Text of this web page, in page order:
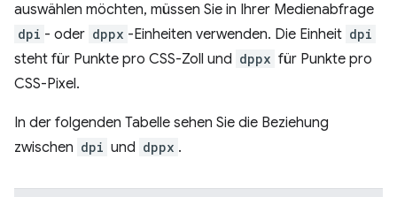
auswählen möchten, müssen Sie in Ihrer Medienabfrage
dpi - oder dppx -Einheiten verwenden. Die Einheit dpi
steht für Punkte pro CSS-Zoll und dppx für Punkte pro
CSS-Pixel.
In der folgenden Tabelle sehen Sie die Beziehung
zwischen dpi und dppx .